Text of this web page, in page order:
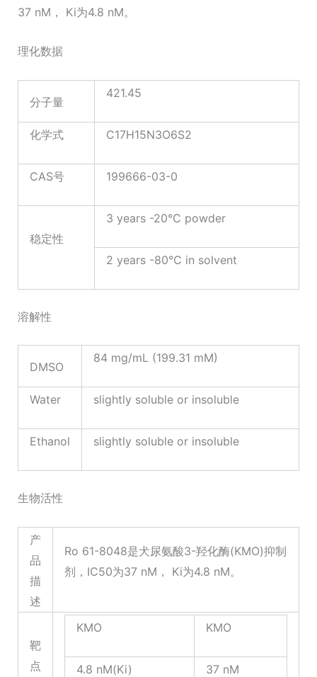
37 nM， Ki为4.8 nM。
理化数据
分子量
421.45
化学式 C17H15N3O6S2
CAS号 199666-03-0
稳定性
3 years -20°C powder
2 years -80°C in solvent
溶解性
DMSO
84 mg/mL (199.31 mM)
Water slightly soluble or insoluble
Ethanol slightly soluble or insoluble
生物活性
产
品
描
述
Ro 61-8048是犬尿氨酸3-羟化酶(KMO)抑制
剂，IC50为37 nM， Ki为4.8 nM。
靶
点
KMO KMO
4.8 nM(Ki) 37 nM